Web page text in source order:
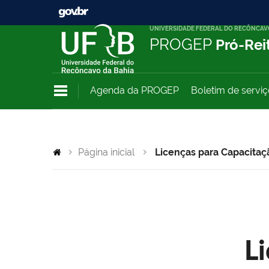
UNIVERSIDADE FEDERAL DO
PROGEP Pró-
Agenda da PROGEP Boletim de
Página inicial Licenças para